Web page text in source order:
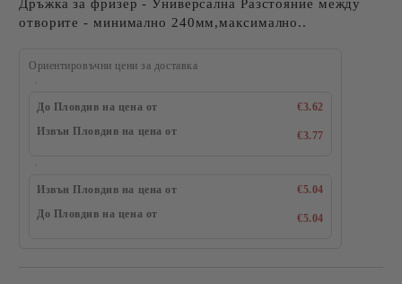
Дръжка за фризер - Универсална Разстояние между
отворите - минимално 240мм,максимално..
Ориентировъчни цени за доставка
До Пловдив на цена от
€3.62
Извън Пловдив на цена от
€3.77
Извън Пловдив на цена от
€5.04
До Пловдив на цена от
€5.04